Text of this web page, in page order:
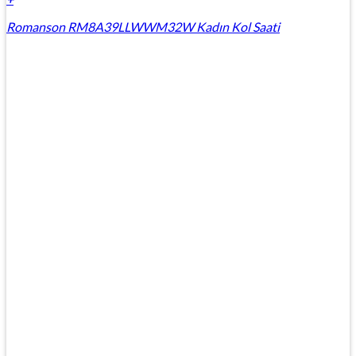
Romanson RM8A39LLWWM32W Kadın Kol Saati